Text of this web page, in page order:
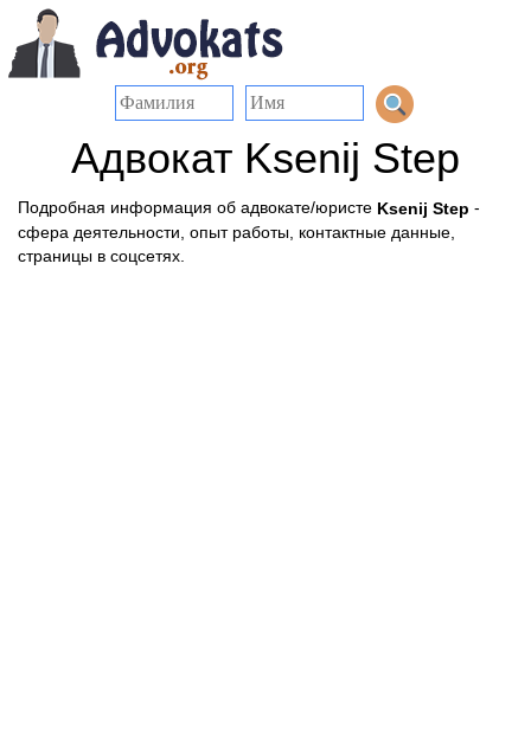
Адвокат Ksenij Step
Подробная информация об адвокате/юристе Ksenij Step -
сфера деятельности, опыт работы, контактные данные,
страницы в соцсетях.